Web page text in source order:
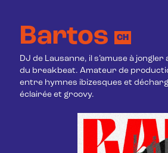
Bartos CH
DJ de Lausanne, il s’amuse à
du breakbeat. Amateur de
entre hymnes ibizesques et
éclairée et groovy.